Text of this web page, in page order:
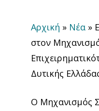
Αρχική » Νέα »
στον
Δυτικής
Ο Μηχανισμός